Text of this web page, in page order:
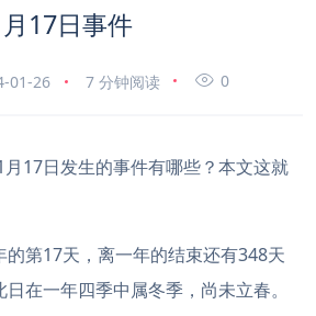
17日事件
01-26 7 分钟阅读 0
17日发生的事件有哪些？本文这就
的第17天，离一年的结束还有348天
日在一年四季中属冬季，尚未立春。